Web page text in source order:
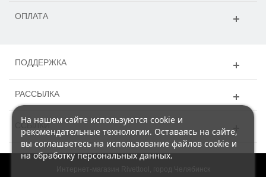
ОПЛАТА
ПОДДЕРЖКА
РАССЫЛКА
ССЫЛКИ
На нашем сайте используются cookie и
рекомендательные технологии. Оставаясь на сайте,
вы соглашаетесь на использование файлов cookie и
на обработку персональных данных.
Интернет-магазин Rivettool, город Челябинск